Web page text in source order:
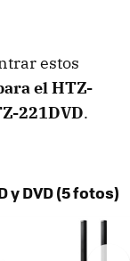
estos
el HTZ-
221DVD.
y DVD (5 fotos)